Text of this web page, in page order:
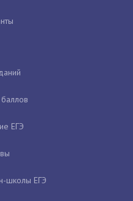
ЕГЭ
школы ЕГЭ